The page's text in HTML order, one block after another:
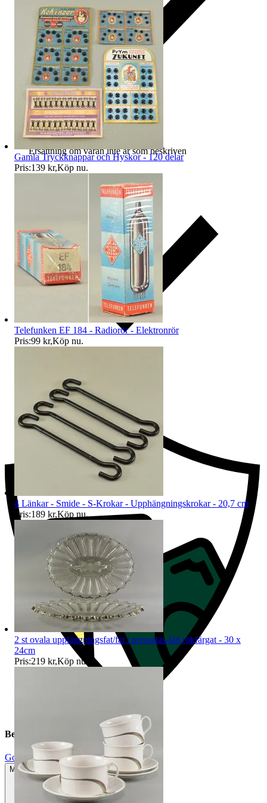
Ersättning om varan inte är som beskriven
Ersättning om du inte får din vara
Beskrivning
Gott använt skick
Mindre tecken på användning
Gamla Tryckknappar och Hyskor - 120 delar
Pris:139 kr,Köp nu.
Telefunken EF 184 - Radiorör - Elektronrör
Pris:99 kr,Köp nu.
4 Länkar - Smide - S-Krokar - Upphängningskrokar - 20,7 cm
Pris:189 kr,Köp nu.
2 st ovala uppläggningsfat/fat i pressglas-lätt rökfärgat - 30 x
24cm
Pris:219 kr,Köp nu